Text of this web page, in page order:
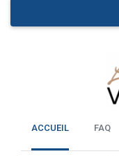
ACCUEIL FAQ